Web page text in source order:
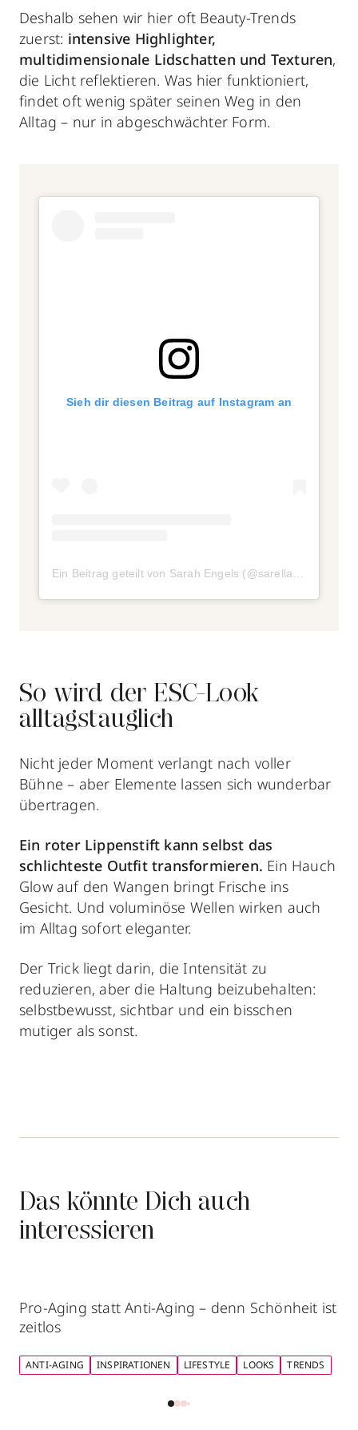
Deshalb sehen wir hier oft Beauty-Trends
zuerst: intensive Highlighter,
multidimensionale Lidschatten und Texturen,
die Licht reflektieren. Was hier funktioniert,
findet oft wenig später seinen Weg in den
Alltag – nur in abgeschwächter Form.
Sieh dir diesen Beitrag auf Instagram an
So wird der ESC-Look
alltagstauglich
Nicht jeder Moment verlangt nach voller
Bühne – aber Elemente lassen sich wunderbar
übertragen.
Ein roter Lippenstift kann selbst das
schlichteste Outfit transformieren. Ein Hauch
Glow auf den Wangen bringt Frische ins
Gesicht. Und voluminöse Wellen wirken auch
im Alltag sofort eleganter.
Der Trick liegt darin, die Intensität zu
reduzieren, aber die Haltung beizubehalten:
selbstbewusst, sichtbar und ein bisschen
mutiger als sonst.
Das könnte Dich auch
interessieren
Pro-Aging statt Anti-Aging – denn Schönheit ist
zeitlos
ANTI-AGING INSPIRATIONEN LIFESTYLE LOOKS TRENDS